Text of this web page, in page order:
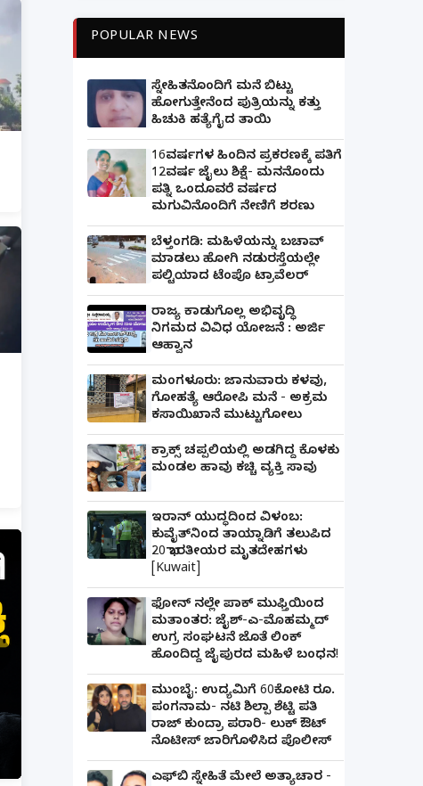
POPULAR NEWS
ಸ್ನೇಹಿತನೊಂದಿಗೆ ಮನೆ ಬಿಟ್ಟು
ಹೋಗುತ್ತೇನೆಂದ ಪುತ್ರಿಯನ್ನು ಕತ್ತು
ಹಿಚುಕಿ ಹತ್ಯೆಗೈದ ತಾಯಿ
16ವರ್ಷಗಳ ಹಿಂದಿನ ಪ್ರಕರಣಕ್ಕೆ ಪತಿಗೆ
12ವರ್ಷ ಜೈಲು ಶಿಕ್ಷೆ- ಮನನೊಂದು
ಪತ್ನಿ ಒಂದೂವರೆ ವರ್ಷದ
ಮಗುವಿನೊಂದಿಗೆ ನೇಣಿಗೆ ಶರಣು
ಬೆಳ್ತಂಗಡಿ: ಮಹಿಳೆಯನ್ನು ಬಚಾವ್
ಮಾಡಲು ಹೋಗಿ ನಡುರಸ್ತೆಯಲ್ಲೇ
ಪಲ್ಟಿಯಾದ ಟೆಂಪೊ ಟ್ರಾವೆಲರ್
ರಾಜ್ಯ ಕಾಡುಗೊಲ್ಲ ಅಭಿವೃದ್ಧಿ
ನಿಗಮದ ವಿವಿಧ ಯೋಜನೆ : ಅರ್ಜಿ
ಆಹ್ವಾನ
ಮಂಗಳೂರು: ಜಾನುವಾರು ಕಳವು,
ಗೋಹತ್ಯೆ ಆರೋಪಿ ಮನೆ - ಅಕ್ರಮ
ಕಸಾಯಿಖಾನೆ ಮುಟ್ಟುಗೋಲು
ಕ್ರಾಕ್ಸ್ ಚಪ್ಪಲಿಯಲ್ಲಿ ಅಡಗಿದ್ದ ಕೊಳಕು
ಮಂಡಲ ಹಾವು ಕಚ್ಚಿ ವ್ಯಕ್ತಿ ಸಾವು
ಇರಾನ್ ಯುದ್ಧದಿಂದ ವಿಳಂಬ:
ಕುವೈತ್‌ನಿಂದ ತಾಯ್ನಾಡಿಗೆ ತಲುಪಿದ
20 ಭಾರತೀಯರ ಮೃತದೇಹಗಳು
[Kuwait]
ಫೋನ್ ನಲ್ಲೇ ಪಾಕ್ ಮುಫ್ತಿಯಿಂದ
ಮತಾಂತರ: ಜೈಶ್-ಎ-ಮೊಹಮ್ಮದ್
ಉಗ್ರ ಸಂಘಟನೆ ಜೊತೆ ಲಿಂಕ್
ಹೊಂದಿದ್ದ ಜೈಪುರದ ಮಹಿಳೆ ಬಂಧನ!
ಮುಂಬೈ: ಉದ್ಯಮಿಗೆ 60ಕೋಟಿ ರೂ.
ಪಂಗನಾಮ- ನಟಿ ಶಿಲ್ಪಾ ಶೆಟ್ಟಿ ಪತಿ
ರಾಜ್ ಕುಂದ್ರಾ ಪರಾರಿ- ಲುಕ್ ಔಟ್
ನೊಟೀಸ್ ಜಾರಿಗೊಳಿಸಿದ ಪೊಲೀಸ್
ಎಫ್‌ಬಿ ಸ್ನೇಹಿತೆ ಮೇಲೆ ಅತ್ಯಾಚಾರ -